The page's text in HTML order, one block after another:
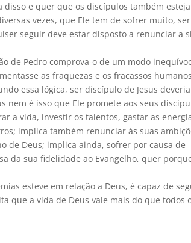
disso e quer que os discípulos também
vezes, que Ele tem de sofrer muito, ser
seguir deve estar disposto a renunciar a
de Pedro comprova-o de um modo
as fraquezas e os fracassos
essa lógica, ser discípulo de Jesus deveria
nem é isso que Ele promete aos seus
a vida, investir os talentos, gastar as
implica também renunciar às suas
de Deus; implica ainda, sofrer por causa de
da sua fidelidade ao Evangelho, quer
esteve em relação a Deus, é capaz de
que a vida de Deus vale mais do que todos